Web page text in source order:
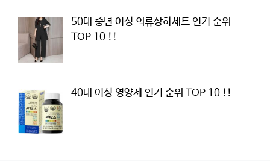
50대 중년 여성 의류상하세트 인기 순위
TOP 10 !!
40대 여성 영양제 인기 순위 TOP 10 !!